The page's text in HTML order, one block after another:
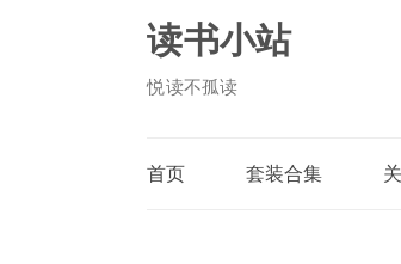
读书小站
悦读不孤读
首页 套装合集